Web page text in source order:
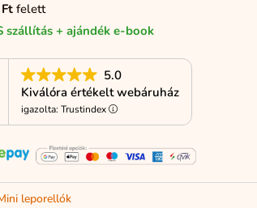
felett
szállítás + ajándék e-book
5.0
Kiválóra értékelt webáruház
igazolta: Trustindex
leporellók